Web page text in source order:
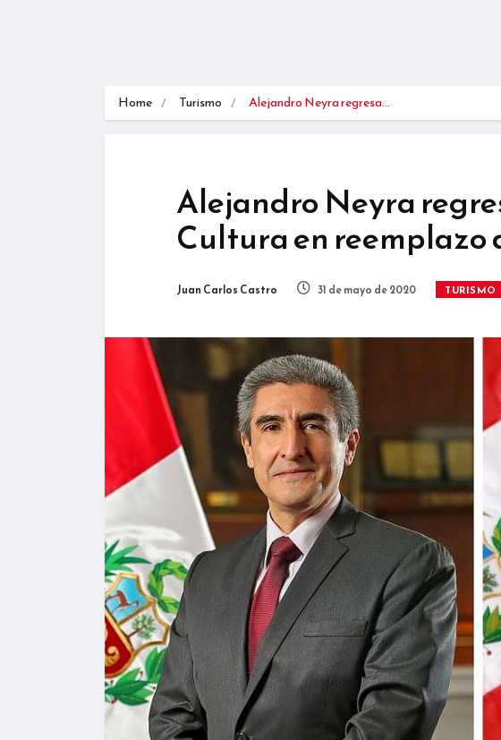
Home Turismo Alejandro Neyra regresa…
Alejandro Neyra
Cultura en reemplazo
Juan Carlos Castro 31 de mayo de 2020 TURISMO